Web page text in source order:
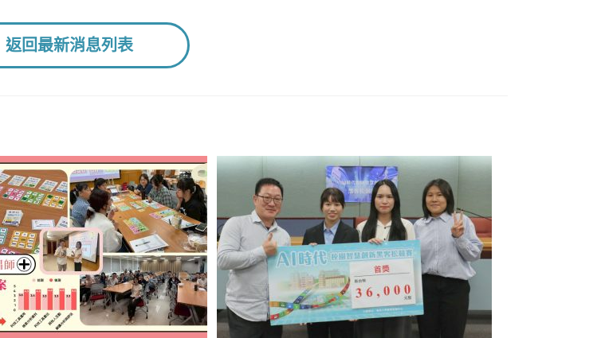
返回最新消息列表